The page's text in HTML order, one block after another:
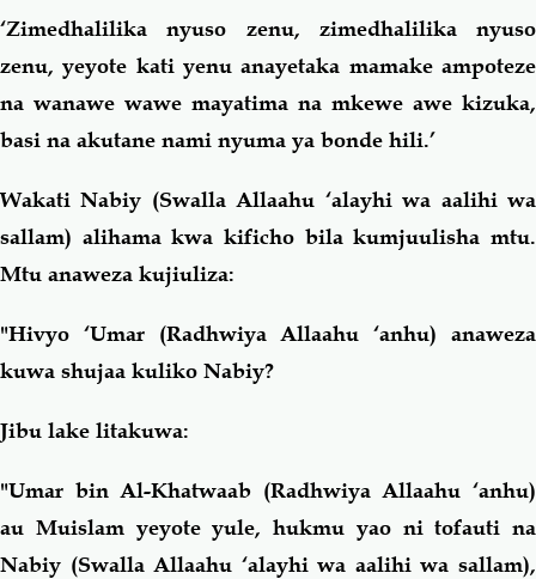
‘Zimedhalilika nyuso zenu, zimedhalilika nyuso
zenu, yeyote kati yenu anayetaka mamake ampoteze
na wanawe wawe mayatima na mkewe awe kizuka,
basi na akutane nami nyuma ya bonde hili.’
Wakati Nabiy (Swalla Allaahu ‘alayhi wa aalihi wa
sallam) alihama kwa kificho bila kumjuulisha mtu.
Mtu anaweza kujiuliza:
"Hivyo ‘Umar (Radhwiya Allaahu ‘anhu) anaweza
kuwa shujaa kuliko Nabiy?
Jibu lake litakuwa:
"Umar bin Al-Khatwaab (Radhwiya Allaahu ‘anhu)
au Muislam yeyote yule, hukmu yao ni tofauti na
Nabiy (Swalla Allaahu ‘alayhi wa aalihi wa sallam),